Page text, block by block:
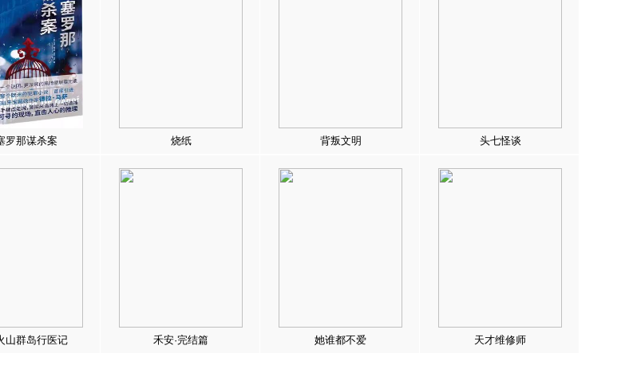
罗那谋杀案 烧纸 背叛文明 头七怪谈
山群岛行医记 禾安·完结篇 她谁都不爱 天才维修师